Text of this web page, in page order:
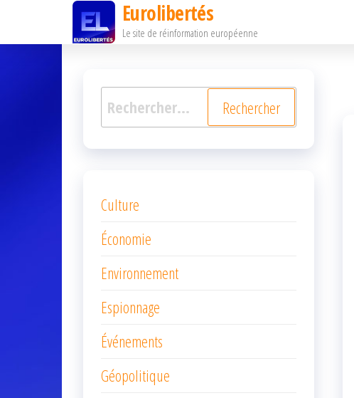
ce
Eurolibertés
Le site de réinformation européenne
Rechercher :
Culture
Économie
Environnement
Espionnage
Événements
Géopolitique